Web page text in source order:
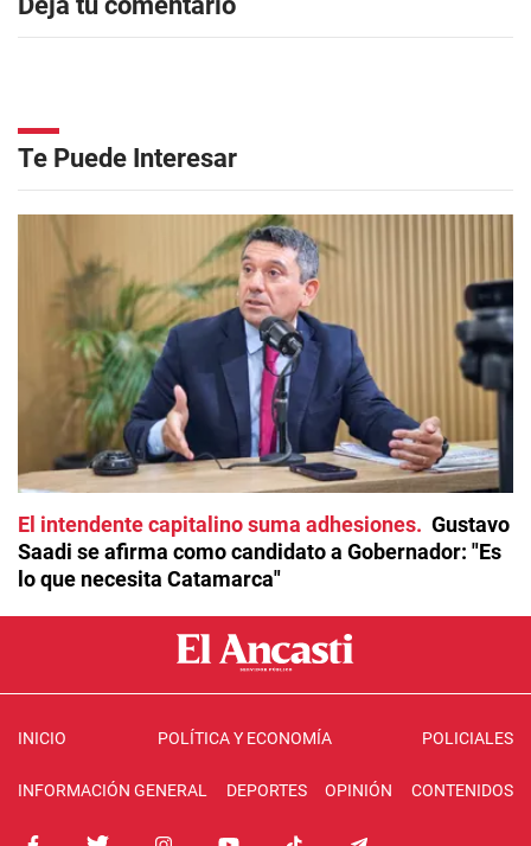
Te Puede Interesar
El intendente capitalino suma adhesiones
Gustavo
Saadi se afirma como candidato a Gobernador: "Es
lo que necesita Catamarca"
INICIO POLÍTICA Y ECONOMÍA POLICIALES
INFORMACIÓN GENERAL DEPORTES OPINIÓN CONTENIDOS